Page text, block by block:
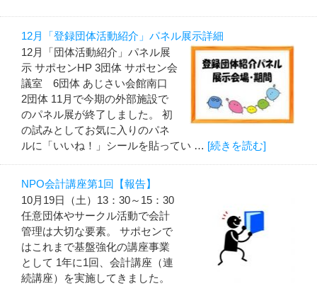
12月「登録団体活動紹介」パネル展示詳細
12月「団体活動紹介」パネル展
示 サポセンHP 3団体 サポセン会
議室 6団体 あじさい会館南口
2団体 11月で今期の外部施設で
のパネル展が終了しました。 初
の試みとしてお気に入りのパネ
ルに「いいね！」シールを貼ってい … [続きを読む]
NPO会計講座第1回【報告】
10月19日（土）13：30～15：30
任意団体やサークル活動で会計
管理は大切な要素。 サポセンで
はこれまで基盤強化の講座事業
として 1年に1回、会計講座（連
続講座）を実施してきました。